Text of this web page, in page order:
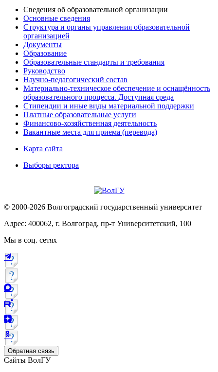
Сведения об образовательной организации
Основные сведения
Структура и органы управления образовательной
организацией
Документы
Образование
Образовательные стандарты и требования
Руководство
Научно-педагогический состав
Материально-техническое обеспечение и оснащённость
образовательного процесса. Доступная среда
Стипендии и иные виды материальной поддержки
Платные образовательные услуги
Финансово-хозяйственная деятельность
Вакантные места для приема (перевода)
Карта сайта
Выборы ректора
© 2000-2026 Волгоградский государственный университет
Адрес: 400062, г. Волгоград, пр-т Университетский, 100
Мы в соц. сетях
Обратная связь
Сайты ВолГУ